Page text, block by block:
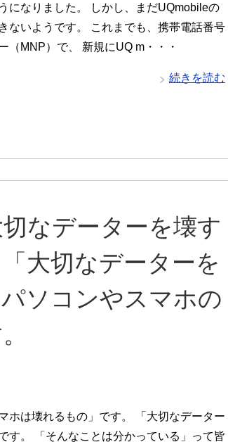
になりました。 しかし、まだUQmobileの
ないようです。 これまでも、携帯電話番号
（MNP）で、 新規にUQ m・・・
続きを読む
なデーターを壊す
大切なデーターを
コンやスマホの
ホは壊れるもの」です。 「大切なデーター
す。 「そんなことは分かっている」って皆